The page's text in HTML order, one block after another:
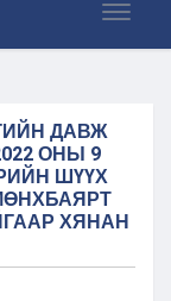
ДАВЖ
ОНЫ 9
ШҮҮХ
ХЯНАН